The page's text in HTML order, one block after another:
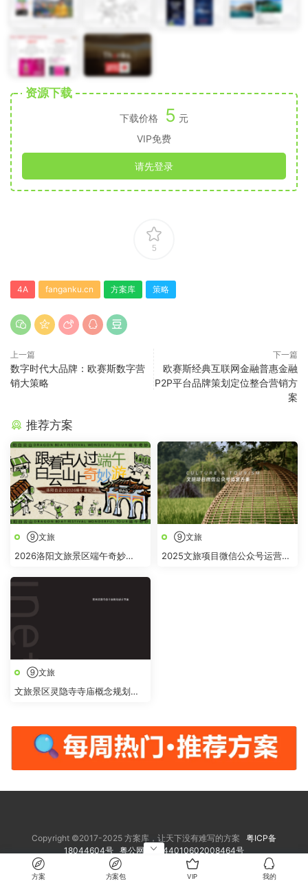
资源下载
下载价格 5 元
VIP免费
请先登录
5
4A fanganku.cn 方案库 策略
上一篇
数字时代大品牌：欧赛斯数字营
销大策略
下一篇
欧赛斯经典互联网金融普惠金融
P2P平台品牌策划定位整合营销方
案
推荐方案
⑨文旅
2026洛阳文旅景区端午奇妙
⑨文旅
2025文旅项目微信公众号运营方
⑨文旅
文旅景区灵隐寺寺庙概念规划提
Copyright ©2017-2025 方案库，让天下没有难写的方案 粤ICP备
18044604号 粤公网安备 44010602008464号
方案 方案包 VIP 我的